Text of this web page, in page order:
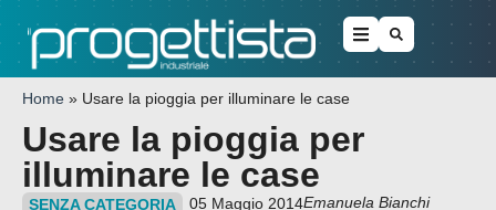
Home » Usare la pioggia per illuminare le case
Usare la pioggia per
illuminare le case
SENZA CATEGORIA 05 Maggio 2014Emanuela Bianchi